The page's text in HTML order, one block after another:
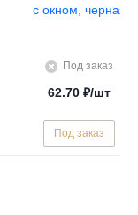
с окном, черная
Под заказ
62.70 ₽/шт
Под заказ